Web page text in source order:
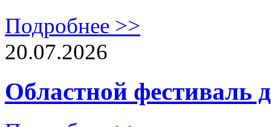
Подробнее >>
20.07.2026
Областной фестиваль